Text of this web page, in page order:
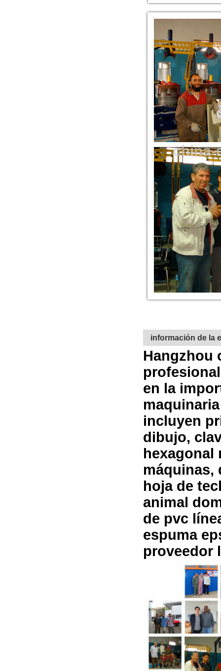
información de la
Hangzhou
en la
incluyen
dibujo,
hexagonal
máquinas,
hoja de
animal
de pvc
espuma
proveedor